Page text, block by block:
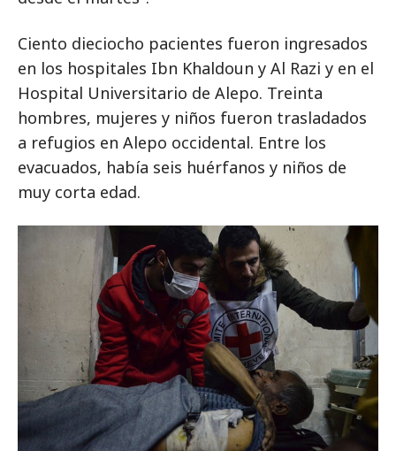
Ciento dieciocho pacientes fueron ingresados
en los hospitales Ibn Khaldoun y Al Razi y en el
Hospital Universitario de Alepo. Treinta
hombres, mujeres y niños fueron trasladados
a refugios en Alepo occidental. Entre los
evacuados, había seis huérfanos y niños de
muy corta edad.